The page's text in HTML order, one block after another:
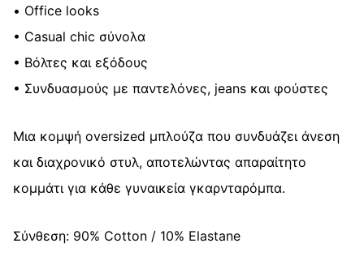
• Office looks
• Casual chic σύνολα
• Βόλτες και εξόδους
• Συνδυασμούς με παντελόνες, jeans και φούστες
Μια κομψή oversized μπλούζα που συνδυάζει άνεση
και διαχρονικό στυλ, αποτελώντας απαραίτητο
κομμάτι για κάθε γυναικεία γκαρνταρόμπα.
Σύνθεση: 90% Cotton / 10% Elastane